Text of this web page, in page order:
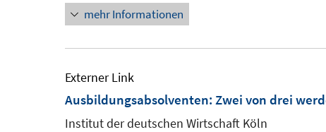
mehr Informationen
Externer Link
Ausbildungsabsolventen: Zwei von drei
Institut der deutschen Wirtschaft Köln